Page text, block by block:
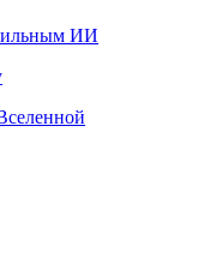
ИИ